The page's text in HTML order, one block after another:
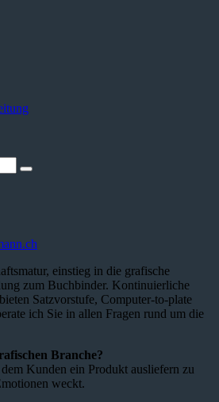
einstieg in die grafische
zum Buchbinder. Kontinuierliche
Satzvorstufe, Computer-to-plate
ich Sie in allen Fragen rund um die
Branche?
Kunden ein Produkt ausliefern zu
weckt.